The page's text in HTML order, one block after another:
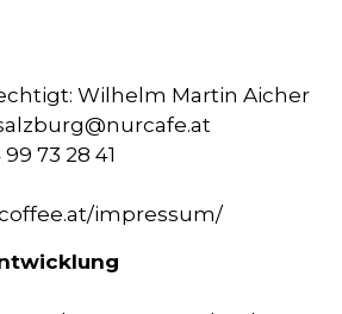
Wilhelm Martin Aicher
73 28 41
impressum/